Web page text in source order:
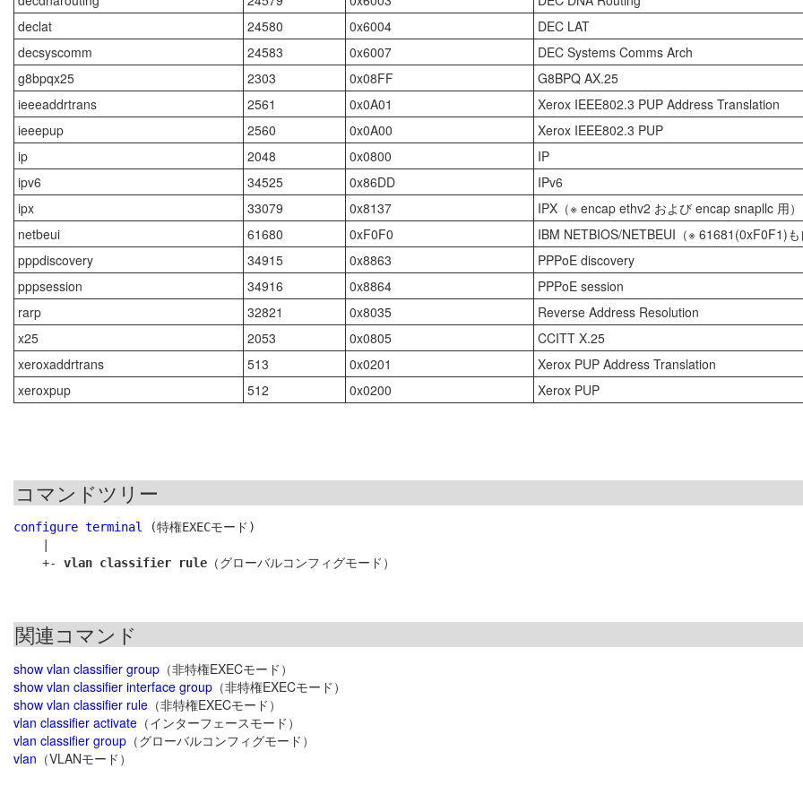
declat
24580 0x6004
DEC LAT
decsyscomm
24583 0x6007
DEC Systems Comms Arch
g8bpqx25
2303 0x08FF
G8BPQ AX.25
ieeeaddrtrans
2561 0x0A01
Xerox IEEE802.3 PUP Address Translation
ieeepup
2560 0x0A00
Xerox IEEE802.3 PUP
ip
2048 0x0800
IP
ipv6
34525 0x86DD
IPv6
ipx
33079 0x8137
IPX（※ encap ethv2 および encap snapllc 用）
netbeui
61680 0xF0F0
IBM NETBIOS/NETBEUI（※ 61681(0xF0F1)も
pppdiscovery
34915 0x8863
PPPoE discovery
pppsession
34916 0x8864
PPPoE session
rarp
32821 0x8035
Reverse Address Resolution
x25
2053 0x0805
CCITT X.25
xeroxaddrtrans
513 0x0201
Xerox PUP Address Translation
xeroxpup
512 0x0200 Xerox PUP
コマンドツリー
configure terminal
(特権EXECモード)
    +-
vlan classifier rule
関連コマンド
show vlan classifier group （非特権EXECモード）
show vlan classifier interface group （非特権EXECモード）
show vlan classifier rule （非特権EXECモード）
vlan classifier activate （インターフェースモード）
vlan classifier group （グローバルコンフィグモード）
vlan （VLANモード）